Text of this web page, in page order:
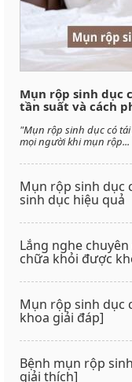
Mụn rộp sinh dục
tần suất và cách
"Mụn rộp sinh dục có
mọi người khi mụn rộp...
Mụn rộp sinh dục
sinh dục hiệu quả
Lắng nghe
chữa khỏi được
Mụn rộp sinh dục
khoa giải đáp]
Bệnh mụn rộp
giải thích]